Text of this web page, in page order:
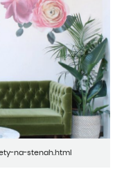
na-stenah.html